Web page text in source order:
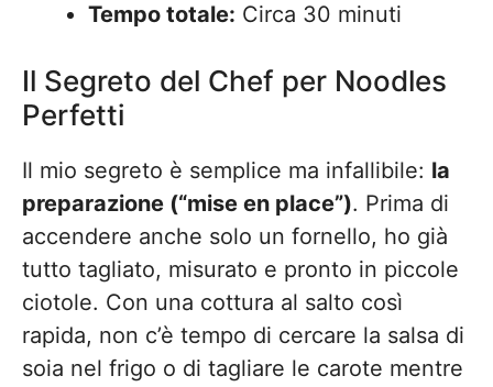
Tempo totale: Circa 30 minuti
Il Segreto del Chef per Noodles
Perfetti
Il mio segreto è semplice ma infallibile: la
preparazione (“mise en place”). Prima di
accendere anche solo un fornello, ho già
tutto tagliato, misurato e pronto in piccole
ciotole. Con una cottura al salto così
rapida, non c’è tempo di cercare la salsa di
soia nel frigo o di tagliare le carote mentre